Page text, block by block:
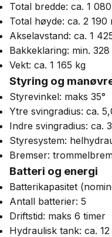
Total bredde: ca. 1
Total høyde: ca. 2
Akselavstand: ca. 1
Bakkeklaring: min.
Vekt: ca. 1 165 kg
Styring og
Styrevinkel: maks 35°
Ytre svingradius: ca.
Indre svingradius: ca.
Styresystem:
Bremser:
Batteri og energi
Batterikapasitet
Antall batterier: 5
Driftstid: maks 6 timer
Hydraulisk tank: ca.